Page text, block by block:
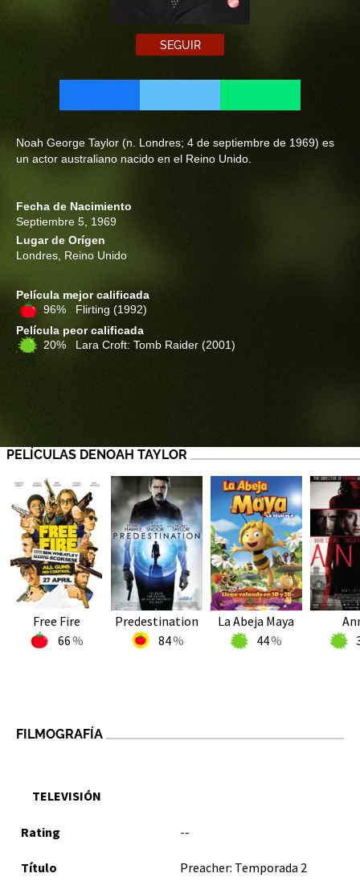
SEGUIR
Noah George Taylor (n. Londres; 4 de septiembre de 1969) es
un actor australiano nacido en el Reino Unido.
Fecha de Nacimiento
Septiembre 5, 1969
Lugar de Orígen
Londres, Reino Unido
Película mejor calificada
96% Flirting (1992)
Película peor calificada
20% Lara Croft: Tomb Raider (2001)
PELÍCULAS DENOAH TAYLOR
Free Fire
66
Predestination
84
La Abeja Maya
44
FILMOGRAFÍA
TELEVISIÓN
--
Preacher: Temporada 2